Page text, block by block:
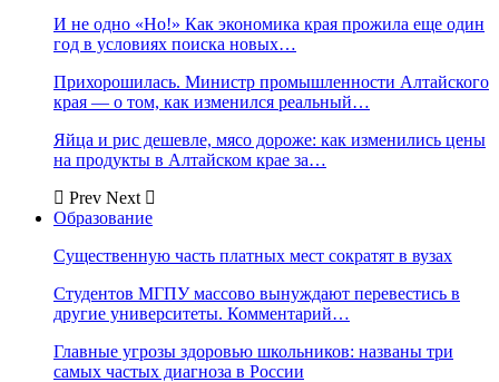
И не одно «Но!» Как экономика края прожила еще один
год в условиях поиска новых…
Прихорошилась. Министр промышленности Алтайского
края — о том, как изменился реальный…
Яйца и рис дешевле, мясо дороже: как изменились цены
на продукты в Алтайском крае за…
Prev Next
Образование
Существенную часть платных мест сократят в вузах
Студентов МГПУ массово вынуждают перевестись в
другие университеты. Комментарий…
Главные угрозы здоровью школьников: названы три
самых частых диагноза в России